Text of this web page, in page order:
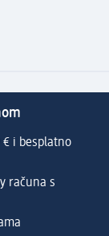
€ i besplatno
računa s